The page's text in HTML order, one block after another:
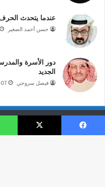
عندما يتحدث
حسن أحمد الصغير
دور الأسرة
الجديد
فيصل سروجي 07
جميع الحقوق محفوظة
فيسبوك ‫X